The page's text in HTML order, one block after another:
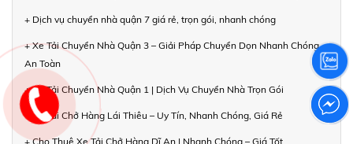
+ Dịch vụ chuyển nhà quận 7 giá rẻ, trọn gói, nhanh chóng
+ Xe Tải Chuyển Nhà Quận 3 – Giải Pháp Chuyển Dọn Nhanh Chóng,
An Toàn
+ Xe Tải Chuyển Nhà Quận 1 | Dịch Vụ Chuyển Nhà Trọn Gói
+ Xe Tải Chở Hàng Lái Thiêu – Uy Tín, Nhanh Chóng, Giá Rẻ
+ Cho Thuê Xe Tải Chở Hàng Dĩ An | Nhanh Chóng – Giá Tốt